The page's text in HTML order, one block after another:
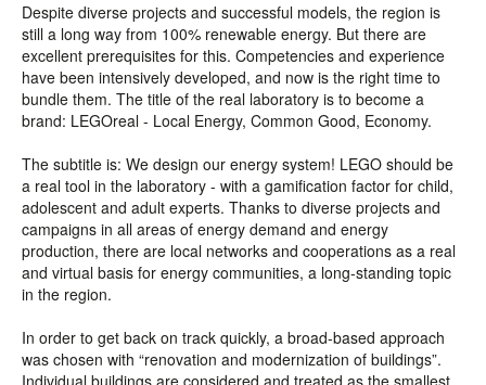
Despite diverse projects and successful models, the region is
still a long way from 100% renewable energy. But there are
excellent prerequisites for this. Competencies and experience
have been intensively developed, and now is the right time to
bundle them. The title of the real laboratory is to become a
brand: LEGOreal - Local Energy, Common Good, Economy.
The subtitle is: We design our energy system! LEGO should be
a real tool in the laboratory - with a gamification factor for child,
adolescent and adult experts. Thanks to diverse projects and
campaigns in all areas of energy demand and energy
production, there are local networks and cooperations as a real
and virtual basis for energy communities, a long-standing topic
in the region.
In order to get back on track quickly, a broad-based approach
was chosen with “renovation and modernization of buildings”.
Individual buildings are considered and treated as the smallest